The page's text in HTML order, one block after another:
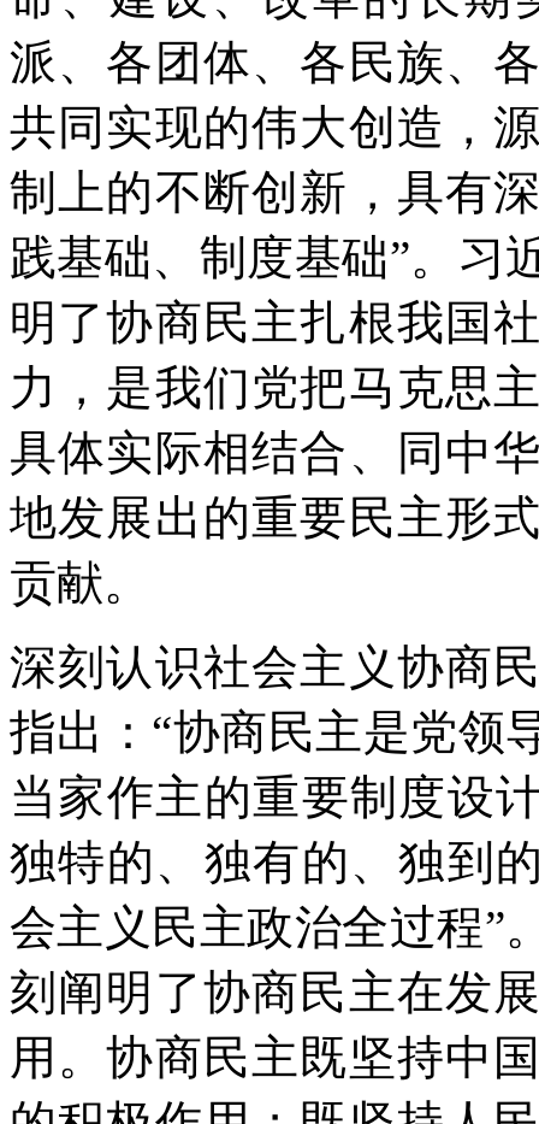
派、各团体、各民族、
共同实现的伟大创造，
制上的不断创新，具有
践基础、制度基础”。习
明了协商民主扎根我国
力，是我们党把马克思
具体实际相结合、同中
地发展出的重要民主形
贡献。
深刻认识社会主义协商
指出：“协商民主是党领
当家作主的重要制度设
独特的、独有的、独到
会主义民主政治全过程”
刻阐明了协商民主在发
用。协商民主既坚持中